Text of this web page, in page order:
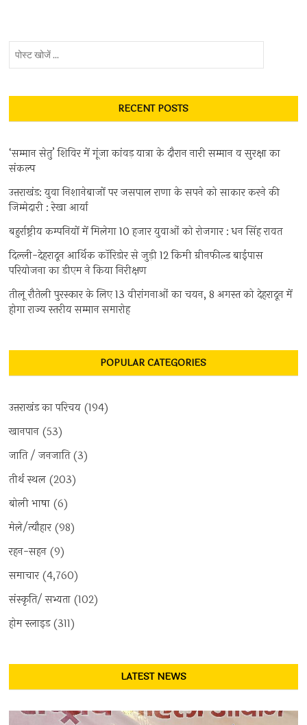
RECENT POSTS
‘सम्मान सेतु’ शिविर में गूंजा कांवड़ यात्रा के दौरान नारी सम्मान व सुरक्षा का
संकल्प
उत्तराखंड: युवा निशानेबाजों पर जसपाल राणा के सपने को साकार करने की
जिम्मेदारी : रेखा आर्या
बहुर्राष्ट्रीय कम्पनियों में मिलेगा 10 हजार युवाओं को रोजगार : धन सिंह रावत
दिल्ली-देहरादून आर्थिक कॉरिडोर से जुड़ी 12 किमी ग्रीनफील्ड बाईपास
परियोजना का डीएम ने किया निरीक्षण
तीलू रौतेली पुरस्कार के लिए 13 वीरांगनाओं का चयन, 8 अगस्त को देहरादून में
होगा राज्य स्तरीय सम्मान समारोह
POPULAR CATEGORIES
उत्तराखंड का परिचय (194)
खानपान (53)
जाति / जनजाति(3)
तीर्थ स्थल (203)
बोली भाषा (6)
मेले/त्यौहार(98)
रहन-सहन (9)
समाचार(4,760)
संस्कृति/ सभ्यता (102)
होम स्लाइड(311)
LATEST NEWS